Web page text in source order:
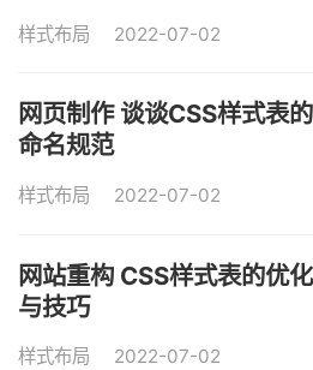
样式布局 2022-07-02
网页制作 谈谈CSS样式表的
命名规范
样式布局 2022-07-02
网站重构 CSS样式表的优化
与技巧
样式布局 2022-07-02